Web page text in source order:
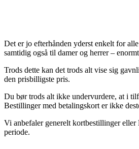
Det er jo efterhånden yderst enkelt for
samtidig også til damer og herrer –
Trods dette kan det trods alt vise sig
den prisbilligste pris.
Du bør trods alt ikke undervurdere, at i
Bestillinger med betalingskort er ikke
Vi anbefaler generelt kortbestillinger
periode.